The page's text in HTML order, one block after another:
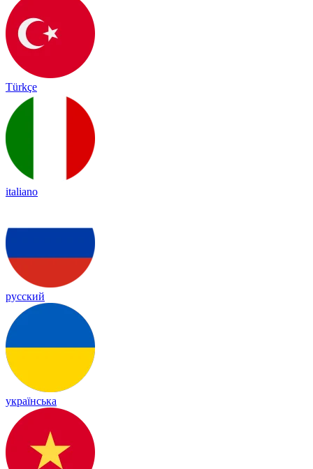
Türkçe
italiano
русский
українська